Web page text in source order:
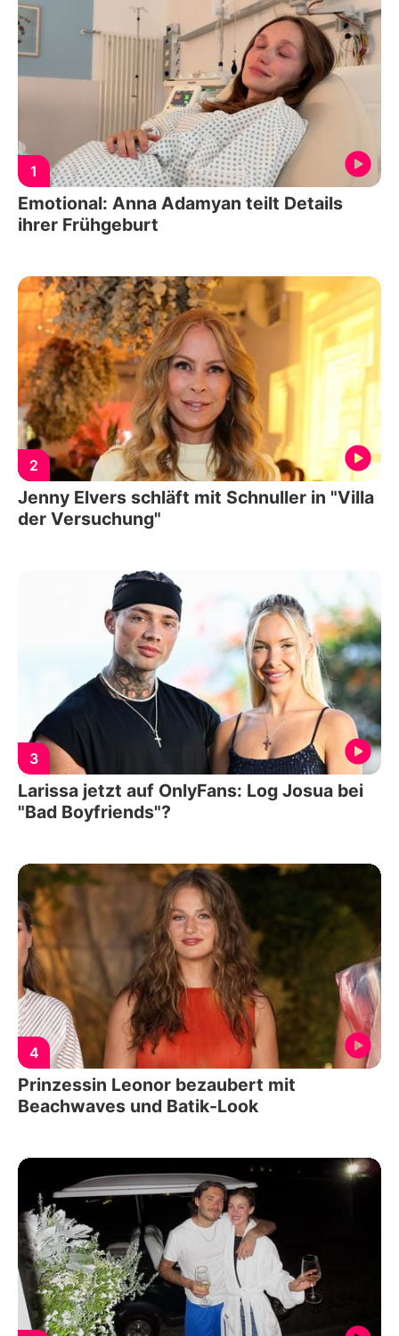
1
Emotional: Anna Adamyan teilt Details
ihrer Frühgeburt
2
Jenny Elvers schläft mit Schnuller in "Villa
der Versuchung"
3
Larissa jetzt auf OnlyFans: Log Josua bei
"Bad Boyfriends"?
4
Prinzessin Leonor bezaubert mit
Beachwaves und Batik-Look